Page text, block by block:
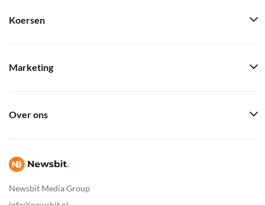
Newsbit Media Group
Koersen
Marketing
Over ons